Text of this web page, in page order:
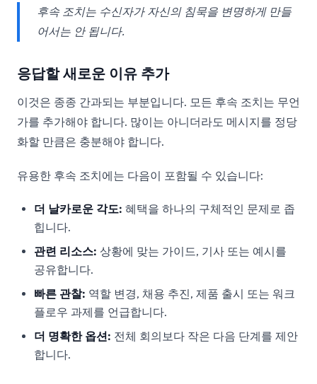
후속 조치는 수신자가 자신의 침묵을 변명하게 만들
어서는 안 됩니다.
응답할 새로운 이유 추가
이것은 종종 간과되는 부분입니다. 모든 후속 조치는 무언
가를 추가해야 합니다. 많이는 아니더라도 메시지를 정당
화할 만큼은 충분해야 합니다.
유용한 후속 조치에는 다음이 포함될 수 있습니다:
더 날카로운 각도: 혜택을 하나의 구체적인 문제로 좁
힙니다.
관련 리소스: 상황에 맞는 가이드, 기사 또는 예시를
공유합니다.
빠른 관찰: 역할 변경, 채용 추진, 제품 출시 또는 워크
플로우 과제를 언급합니다.
더 명확한 옵션: 전체 회의보다 작은 다음 단계를 제안
합니다.